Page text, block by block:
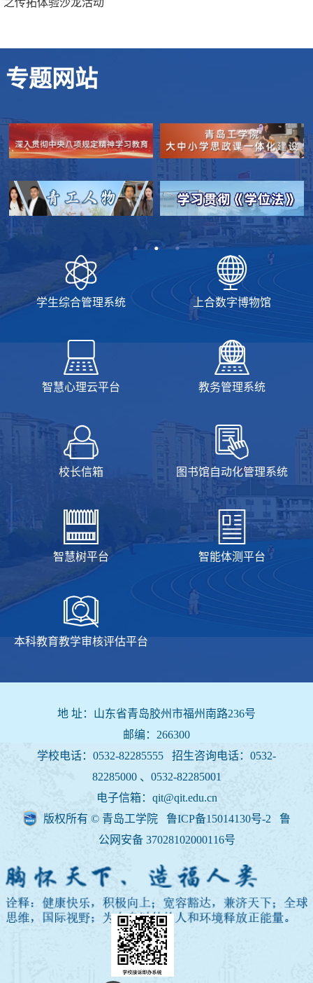
之传拓体验沙龙活动
专题网站
学生综合管理系统 上合数字博物馆
智慧心理云平台 教务管理系统
校长信箱 图书馆自动化管理系统
智慧树平台 智能体测平台
本科教育教学审核评估平台
地 址：山东省青岛胶州市福州南路236号
邮编：266300
学校电话：0532-82285555 招生咨询电话： 0532-
82285000 、0532-82285001
电子信箱：qit@qit.edu.cn
版权所有 © 青岛工学院 鲁ICP备15014130号-2
鲁
公网安备 37028102000116号